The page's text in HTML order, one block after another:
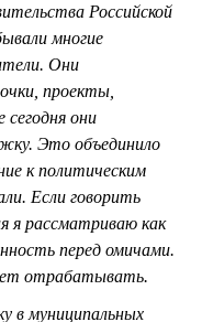
Российской
многие
Они
проекты,
они
Это объединило
к политическим
Если говорить
я рассматриваю как
перед омичами.
отрабатывать.
в муниципальных